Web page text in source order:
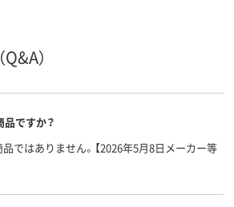
）
ですか？
ではありません。【2026年5月8日メーカー等